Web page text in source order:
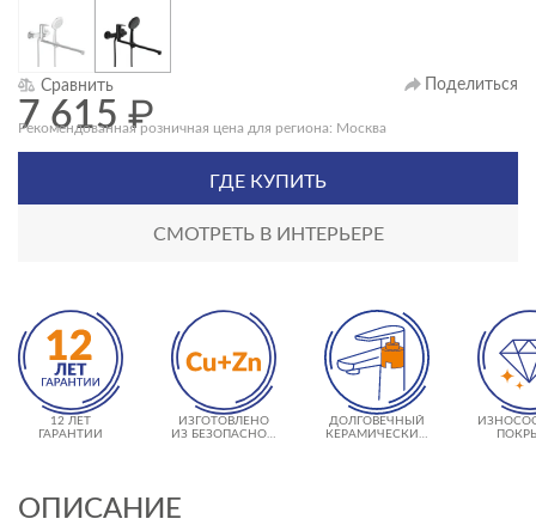
Сравнить Поделиться
7 615₽
Рекомендованная розничная цена для региона: Москва
ГДЕ КУПИТЬ
СМОТРЕТЬ В ИНТЕРЬЕРЕ
12 ЛЕТ
ГАРАНТИИ
ИЗГОТОВЛЕНО
ИЗ БЕЗОПАСНОЙ
ДОЛГОВЕЧНЫЙ
КЕРАМИЧЕСКИЙ
ОПИСАНИЕ